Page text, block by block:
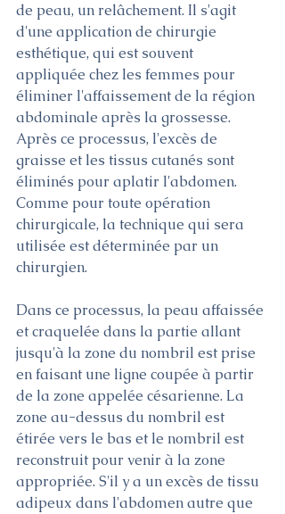
de peau, un relâchement. Il s'agit
d'une application de chirurgie
esthétique, qui est souvent
appliquée chez les femmes pour
éliminer l'affaissement de la région
abdominale après la grossesse.
Après ce processus, l'excès de
graisse et les tissus cutanés sont
éliminés pour aplatir l'abdomen.
Comme pour toute opération
chirurgicale, la technique qui sera
utilisée est déterminée par un
chirurgien.
Dans ce processus, la peau affaissée
et craquelée dans la partie allant
jusqu'à la zone du nombril est prise
en faisant une ligne coupée à partir
de la zone appelée césarienne. La
zone au-dessus du nombril est
étirée vers le bas et le nombril est
reconstruit pour venir à la zone
appropriée. S'il y a un excès de tissu
adipeux dans l'abdomen autre que